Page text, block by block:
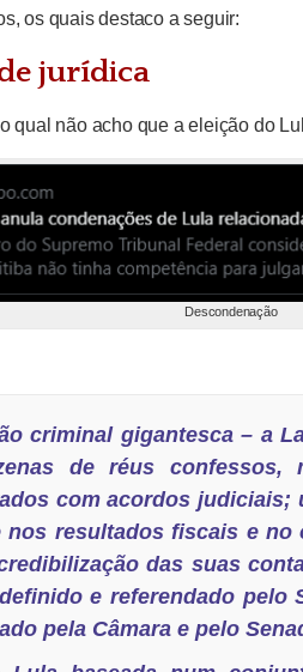
os quais destaco a seguir:
jurídica
qual não acho que a eleição do
Descondenação
criminal gigantesca – a
de réus confessos,
com acordos judiciais;
nos resultados fiscais e
das suas
e referendado pelo
pela Câmara e pelo